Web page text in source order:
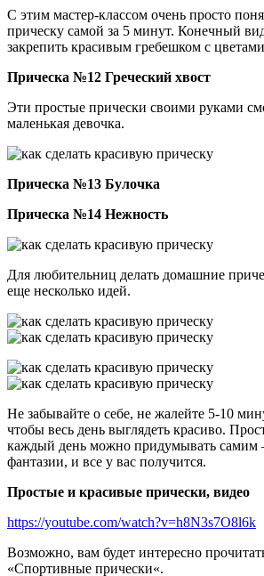
С этим мастер-классом очень просто
прическу самой за 5 минут. Конечный
закрепить красивым гребешком с
Прическа №12 Греческий хвост
Эти простые прически своими руками
маленькая девочка.
Прическа №13 Булочка
Прическа №14 Нежность
Для любительниц делать домашние
еще несколько идей.
Не забывайте о себе, не жалейте 5-10
чтобы весь день выглядеть красиво.
каждый день можно придумывать самим
фантазии, и все у вас получится.
Простые и красивые прически, видео
https://youtube.com/watch?v=h8N3s7O8l6k
Возможно, вам будет интересно
«Спортивные прически«.